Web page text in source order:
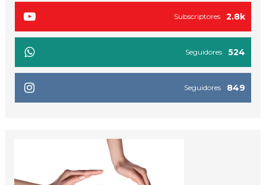
2.8k
Subscriptores
524
Seguidores
849
Seguidores